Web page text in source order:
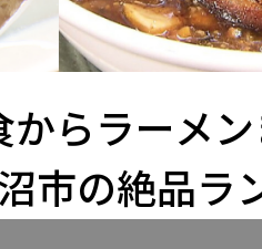
からラーメ
市の絶品ラ